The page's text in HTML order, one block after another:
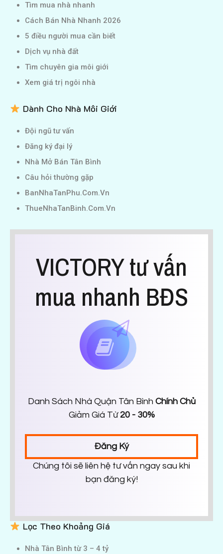
Tìm mua nhà nhanh
Cách Bán Nhà Nhanh 2026
5 điều người mua cần biết
Dịch vụ nhà đất
Tìm chuyên gia môi giới
Xem giá trị ngôi nhà
Dành Cho Nhà Môi Giới
Đội ngũ tư vấn
Đăng ký đại lý
Nhà Mở Bán Tân Bình
Câu hỏi thường gặp
BanNhaTanPhu.Com.Vn
ThueNhaTanBinh.Com.Vn
VICTORY tư vấn
mua nhanh BĐS
Danh Sách Nhà Quận Tân Bình Chính Chủ
Giảm Giá Từ 20 - 30%
Đăng Ký
Chúng tôi sẽ liên hệ tư vấn ngay sau khi
bạn đăng ký!
Lọc Theo Khoảng Giá
Nhà Tân Bình từ 3 – 4 tỷ